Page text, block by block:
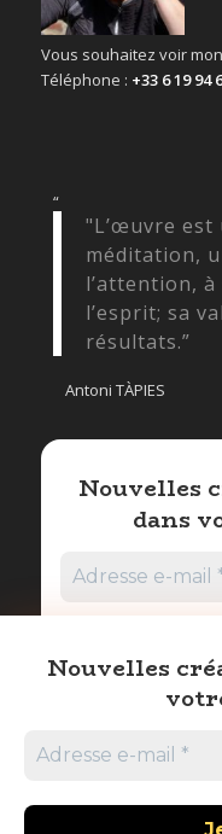
Nouvelles
Vous souhaitez voir
Téléphone : +33 6 19 94
“
"L’œuvre est
méditation,
l’attention,
l’esprit; sa
résultats.”
Antoni TÀPIES
Nouvelles
dans